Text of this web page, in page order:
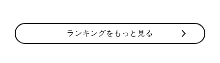
ランキングをもっと見る